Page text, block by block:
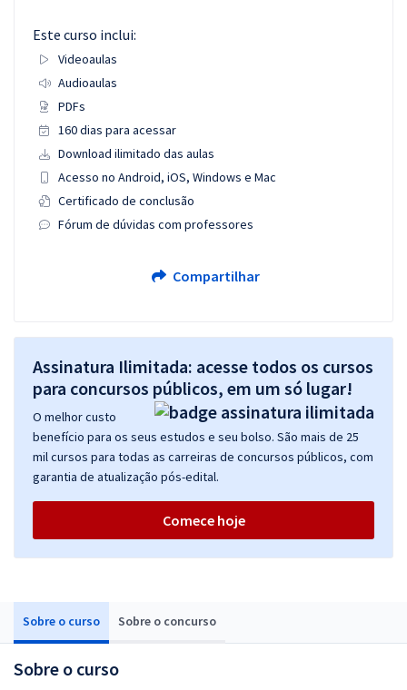
Sobre o curso Sobre o concurso
Sobre o curso
Este curso inclui:
Videoaulas
Audioaulas
PDFs
160 dias para acessar
Download ilimitado das aulas
Acesso no Android, iOS, Windows e Mac
Certificado de conclusão
Fórum de dúvidas com professores
Compartilhar
Assinatura Ilimitada: acesse todos os cursos
para concursos públicos, em um só lugar!
O melhor custo
benefício para os seus estudos e seu bolso. São mais de 25
mil cursos para todas as carreiras de concursos públicos, com
garantia de atualização pós-edital.
Comece hoje